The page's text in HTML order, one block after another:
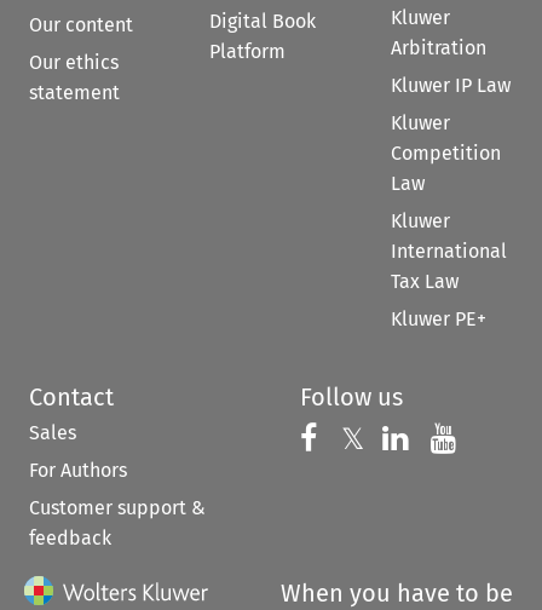
Our content
Our ethics
statement
Digital Book
Platform
Kluwer
Arbitration
Kluwer IP Law
Kluwer
Competition
Law
Kluwer
International
Tax Law
Kluwer PE+
Contact
Sales
For Authors
Customer support &
feedback
Follow us
Follow us on
𝕏 Follow us on
Follow us
When you have to be